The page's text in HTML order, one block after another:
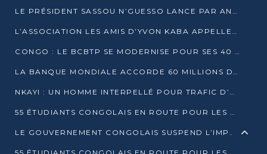
LE PRÉSIDENT SASSOU N’GUESSO LANCE PAR ANTICIPATION LA 39ÈME JOURNÉE NATIONALE DE L’ARBRE
L’ASSOCIATION LES AMIS D’YVON KABA APPELLENT DENIS SASSOU N’GUESSO À SE PORTER CANDIDAT
CONGO : LE BCBTP SE MODERNISE POUR SES 40 ANS D’EXISTENCE
LA BANQUE MONDIALE ACCORDE 60 MILLIONS DE DOLLARS POUR LA RÉSILIENCE URBAINE AU CONGO
NKAYI : UN HOMME INTERPELLÉ POUR TRAFIC D’UN BÉBÉ CHIMPANZÉ
55 ÉTUDIANTS CONGOLAIS EN ROUTE POUR LES UNIVERSITÉS ALGÉRIENNES
LE GOUVERNEMENT CONGOLAIS SUSPEND L’IMPORTATION DES MACHETTES ET DES MOTOS